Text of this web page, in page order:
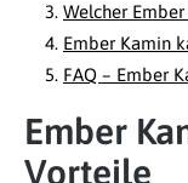
Welcher
Ember Kamin
FAQ – Ember
Ember
Vorteile